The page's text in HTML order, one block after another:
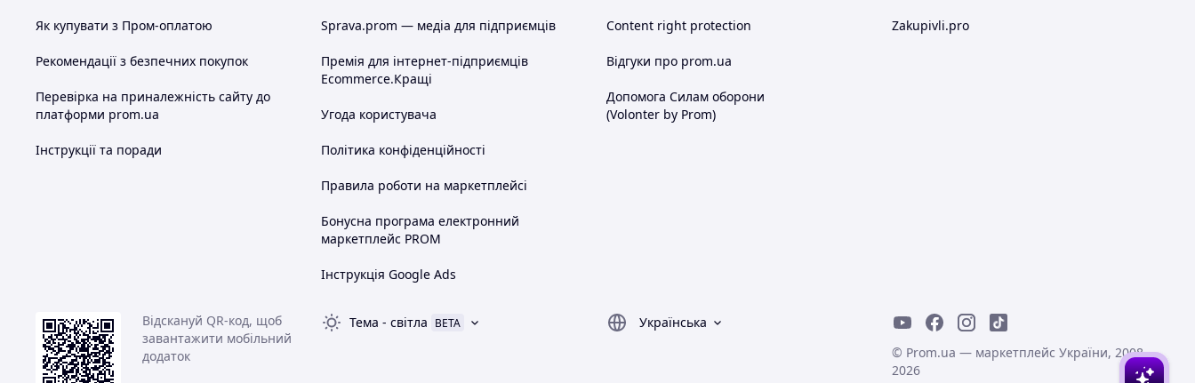
Як купувати з Пром-оплатою
Рекомендації з безпечних покупок
Перевірка на приналежність сайту до
платформи prom.ua
Інструкції та поради
Sprava.prom — медіа для підприємців
Премія для інтернет-підприємців
Ecommerce.Кращі
Угода користувача
Політика конфіденційності
Правила роботи на маркетплейсі
Бонусна програма електронний
маркетплейс PROM
Інструкція Google Ads
Content right protection
Відгуки про prom.ua
Допомога Силам оборони
(Volonter by Prom)
Zakupivli.pro
Відскануй QR-код, щоб
завантажити мобільний
додаток
Тема - світла BETA
Українська
© Prom.ua — маркетплейс України, 2008-
2026